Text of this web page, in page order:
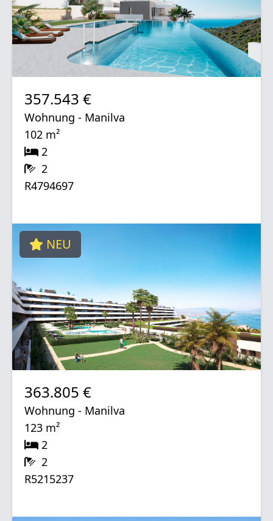
357.543 €
Wohnung - Manilva
102 m²
2
2
R4794697
NEU
363.805 €
Wohnung - Manilva
123 m²
2
2
R5215237